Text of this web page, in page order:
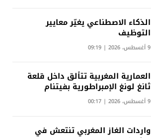
الذكاء الاصطناعي يغيّر معايير
التوظيف
9 أغسطس، 2026 | 09:19
العمارية المغربية تتألق داخل قلعة
ثانغ لونغ الإمبراطورية بفيتنام
9 أغسطس، 2026 | 00:17
واردات الغاز المغربي تنتعش في